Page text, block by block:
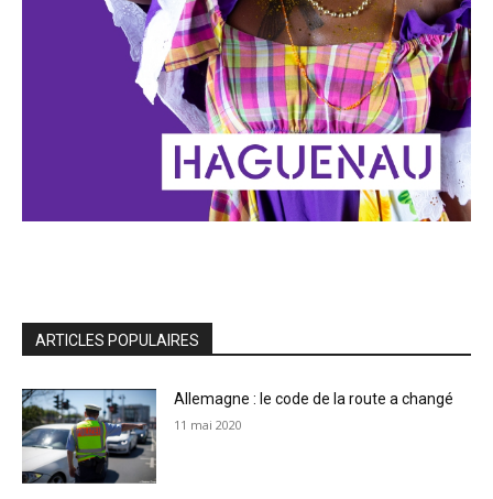
ARTICLES POPULAIRES
Allemagne : le code de la route a changé
11 mai 2020